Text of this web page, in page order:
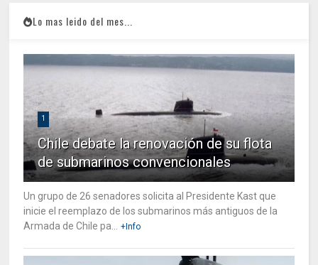
Lo mas leido del mes...
1
Chile debate la renovación de su flota
de submarinos convencionales
Un grupo de 26 senadores solicita al Presidente Kast que
inicie el reemplazo de los submarinos más antiguos de la
Armada de Chile pa...
+Info